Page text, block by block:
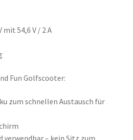
mit 54,6 V / 2 A
Fun Golfscooter:
zum schnellen Austausch für
– kein Sitz zum